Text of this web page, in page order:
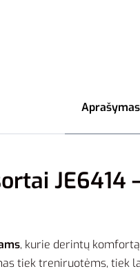
Aprašymas
, kurie derintų
tiek treniruotėms, tiek